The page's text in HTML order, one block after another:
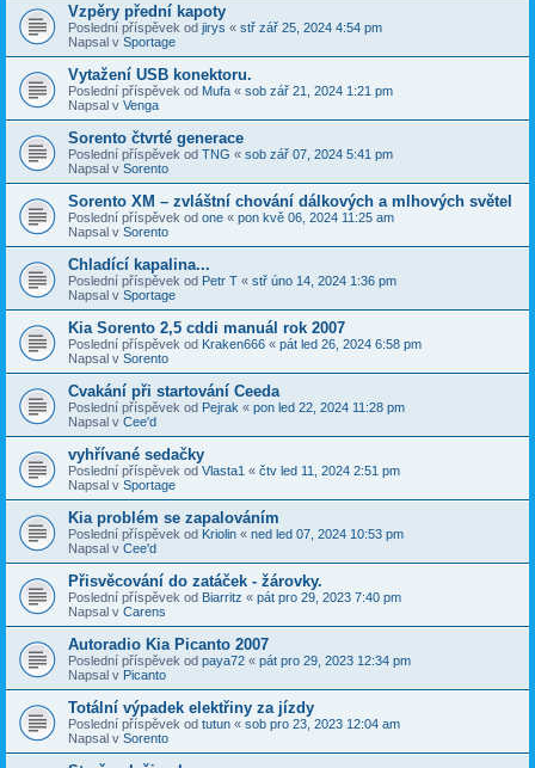
Vzpěry přední kapoty
Poslední příspěvek od jirys « stř zář 25, 2024 4:54 pm
Napsal v Sportage
Vytažení USB konektoru.
Poslední příspěvek od Mufa « sob zář 21, 2024 1:21 pm
Napsal v Venga
Sorento čtvrté generace
Poslední příspěvek od TNG « sob zář 07, 2024 5:41 pm
Napsal v Sorento
Sorento XM – zvláštní chování dálkových a mlhových světel
Poslední příspěvek od one « pon kvě 06, 2024 11:25 am
Napsal v Sorento
Chladící kapalina...
Poslední příspěvek od Petr T « stř úno 14, 2024 1:36 pm
Napsal v Sportage
Kia Sorento 2,5 cddi manuál rok 2007
Poslední příspěvek od Kraken666 « pát led 26, 2024 6:58 pm
Napsal v Sorento
Cvakání při startování Ceeda
Poslední příspěvek od Pejrak « pon led 22, 2024 11:28 pm
Napsal v Cee'd
vyhřívané sedačky
Poslední příspěvek od Vlasta1 « čtv led 11, 2024 2:51 pm
Napsal v Sportage
Kia problém se zapalováním
Poslední příspěvek od Kriolin « ned led 07, 2024 10:53 pm
Napsal v Cee'd
Přisvěcování do zatáček - žárovky.
Poslední příspěvek od Biarritz « pát pro 29, 2023 7:40 pm
Napsal v Carens
Autoradio Kia Picanto 2007
Poslední příspěvek od paya72 « pát pro 29, 2023 12:34 pm
Napsal v Picanto
Totální výpadek elektřiny za jízdy
Poslední příspěvek od tutun « sob pro 23, 2023 12:04 am
Napsal v Sorento